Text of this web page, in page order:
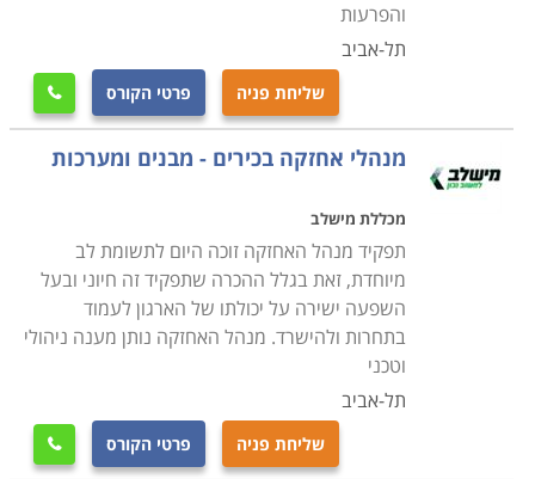
למי מיועד הקורס
הקורס מיועד לכל אדם המבקש לעסוק בתחום מעניין מאוד
המספק אתגר וסיפוק רב. עוד הוא מיועד לאנשים האוהבים
לעבוד עם הידיים, לתקן דברים ולהפעיל רמה גבוהה של
יצירתיות. אחזקה היא מקצוע המגלם בתוכו מגוון תחומים
ומקצועות, תוך שימוש בשיטות עבודה מגוונות. לכן, קורס
ניהול אחזקה מקנה ידע בסיסי במגוון תחומים כדוגמת
אינסטלציה, נגרות, מסגרות, מנעולנות, חשמל וכדומה.
במסגרת הקורס למעשה תלמדו כיצד להעניק אחזקה
שוטפת בתחומים אלו וכן באילו אנשי מקצוע יש להסתייע
במקרה הצורך.חשוב לזכור כי עולם האחזקה הוא מגוון מאוד
ודורש ידע נרחב בתחומים רבים. הקורס יקנה לכם את
היכולת לשמור על רמת תחזוקה גבוהה במוסד או ארגון וכן
את הכישורים להתמודד מול האתגרים הטכניים של צוות
והפרעות
תל-אביב
שליחת פניה פרטי הקורס 
מנהלי אחזקה בכירים - מבנים ומערכות
מכללת מישלב
תפקיד מנהל האחזקה זוכה היום לתשומת לב
מיוחדת, זאת בגלל ההכרה שתפקיד זה חיוני ובעל
השפעה ישירה על יכולתו של הארגון לעמוד
בתחרות ולהישרד. מנהל האחזקה נותן מענה ניהולי
וטכני
תל-אביב
שליחת פניה פרטי הקורס 